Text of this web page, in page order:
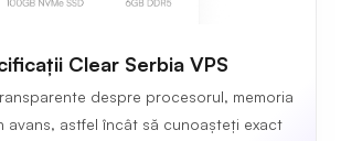
Clear Serbia VPS
despre procesorul, memoria
avans, astfel încât să cunoașteți exact